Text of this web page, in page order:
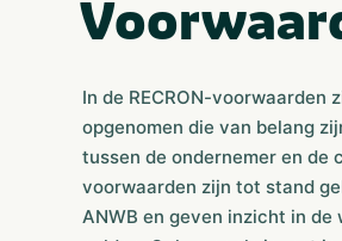
In de RECRON-voorwaarden
opgenomen die van belang
tussen de ondernemer en de
voorwaarden zijn tot stand
ANWB en geven inzicht in